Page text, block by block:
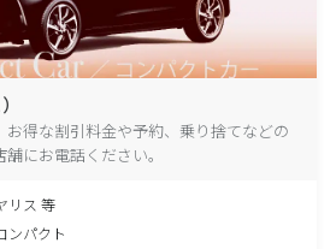
お得な割引料金や予約、乗り捨てなどの
にお電話ください。
リス 等
ンパクト